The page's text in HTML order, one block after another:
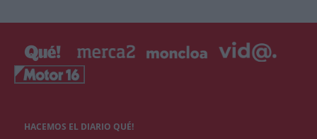
HACEMOS EL DIARIO QUÉ!